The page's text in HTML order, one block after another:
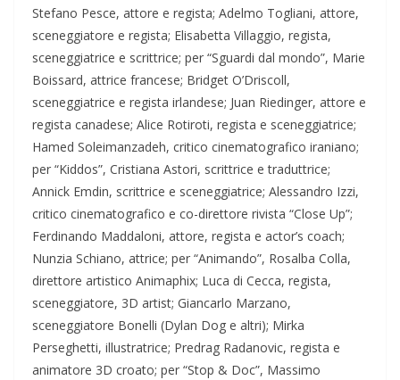
Stefano Pesce, attore e regista; Adelmo Togliani, attore,
sceneggiatore e regista; Elisabetta Villaggio, regista,
sceneggiatrice e scrittrice; per “Sguardi dal mondo”, Marie
Boissard, attrice francese; Bridget O’Driscoll,
sceneggiatrice e regista irlandese; Juan Riedinger, attore e
regista canadese; Alice Rotiroti, regista e sceneggiatrice;
Hamed Soleimanzadeh, critico cinematografico iraniano;
per “Kiddos”, Cristiana Astori, scrittrice e traduttrice;
Annick Emdin, scrittrice e sceneggiatrice; Alessandro Izzi,
critico cinematografico e co-direttore rivista “Close Up”;
Ferdinando Maddaloni, attore, regista e actor’s coach;
Nunzia Schiano, attrice; per “Animando”, Rosalba Colla,
direttore artistico Animaphix; Luca di Cecca, regista,
sceneggiatore, 3D artist; Giancarlo Marzano,
sceneggiatore Bonelli (Dylan Dog e altri); Mirka
Perseghetti, illustratrice; Predrag Radanovic, regista e
animatore 3D croato; per “Stop & Doc”, Massimo